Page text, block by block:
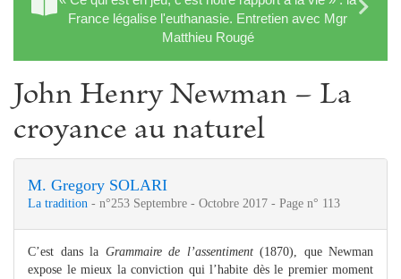
France légalise l'euthanasie. Entretien avec Mgr
Matthieu Rougé
John Henry Newman – La
croyance au naturel
M. Gregory SOLARI
La tradition - n°253 Septembre - Octobre 2017 - Page n° 113
C’est dans la Grammaire de l’assentiment (1870), que Newman
expose le mieux la conviction qui l’habite dès le premier moment